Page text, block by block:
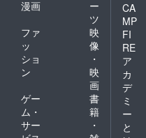
漫画
ー
ツ
ファ
ッ
ショ
ン
映
像
・
映
画
ゲー
ム・
サー
書
籍
・
CA
MP
FI
RE
ア
カ
デ
ミ
ー
と